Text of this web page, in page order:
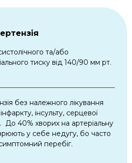
та/або
тиску від 140/90 мм рт.
без належного лікування
інсульту, серцевої
До 40% хворих на артеріальну
у себе недугу, бо часто
перебіг.